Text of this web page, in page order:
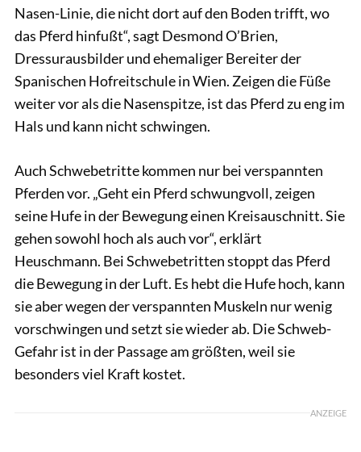
Nasen-Linie, die nicht dort auf den Boden trifft, wo
das Pferd hinfußt“, sagt Desmond O’Brien,
Dressurausbilder und ehemaliger Bereiter der
Spanischen Hofreitschule in Wien. Zeigen die Füße
weiter vor als die Nasenspitze, ist das Pferd zu eng im
Hals und kann nicht schwingen.
Auch Schwebetritte kommen nur bei verspannten
Pferden vor. „Geht ein Pferd schwungvoll, zeigen
seine Hufe in der Bewegung einen Kreisauschnitt. Sie
gehen sowohl hoch als auch vor“, erklärt
Heuschmann. Bei Schwebetritten stoppt das Pferd
die Bewegung in der Luft. Es hebt die Hufe hoch, kann
sie aber wegen der verspannten Muskeln nur wenig
vorschwingen und setzt sie wieder ab. Die Schweb-
Gefahr ist in der Passage am größten, weil sie
besonders viel Kraft kostet.
ANZEIGE